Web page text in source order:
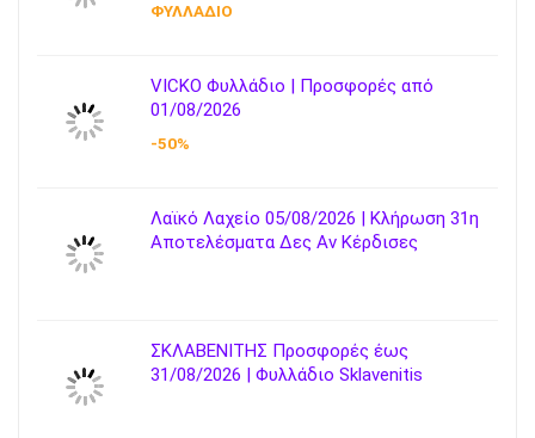
ΦΥΛΛΑΔΙΟ
VICKO Φυλλάδιο | Προσφορές από
01/08/2026
-50%
Λαϊκό Λαχείο 05/08/2026 | Κλήρωση 31η
Αποτελέσματα Δες Αν Κέρδισες
ΣΚΛΑΒΕΝΙΤΗΣ Προσφορές έως
31/08/2026 | Φυλλάδιο Sklavenitis